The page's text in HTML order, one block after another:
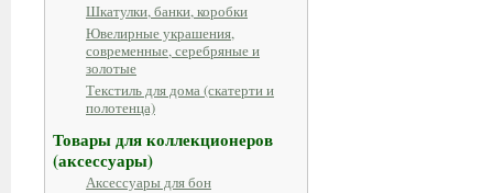
Шкатулки, банки, коробки
Ювелирные украшения,
современные, серебряные и
золотые
Текстиль для дома (скатерти и
полотенца)
Товары для коллекционеров
(аксессуары)
Аксессуары для бон